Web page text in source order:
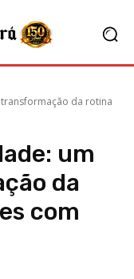
da rotina
um
da
com